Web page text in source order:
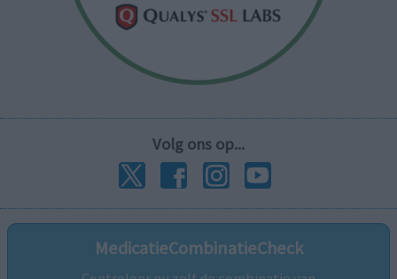
Volg ons op...
MedicatieCombinatieCheck